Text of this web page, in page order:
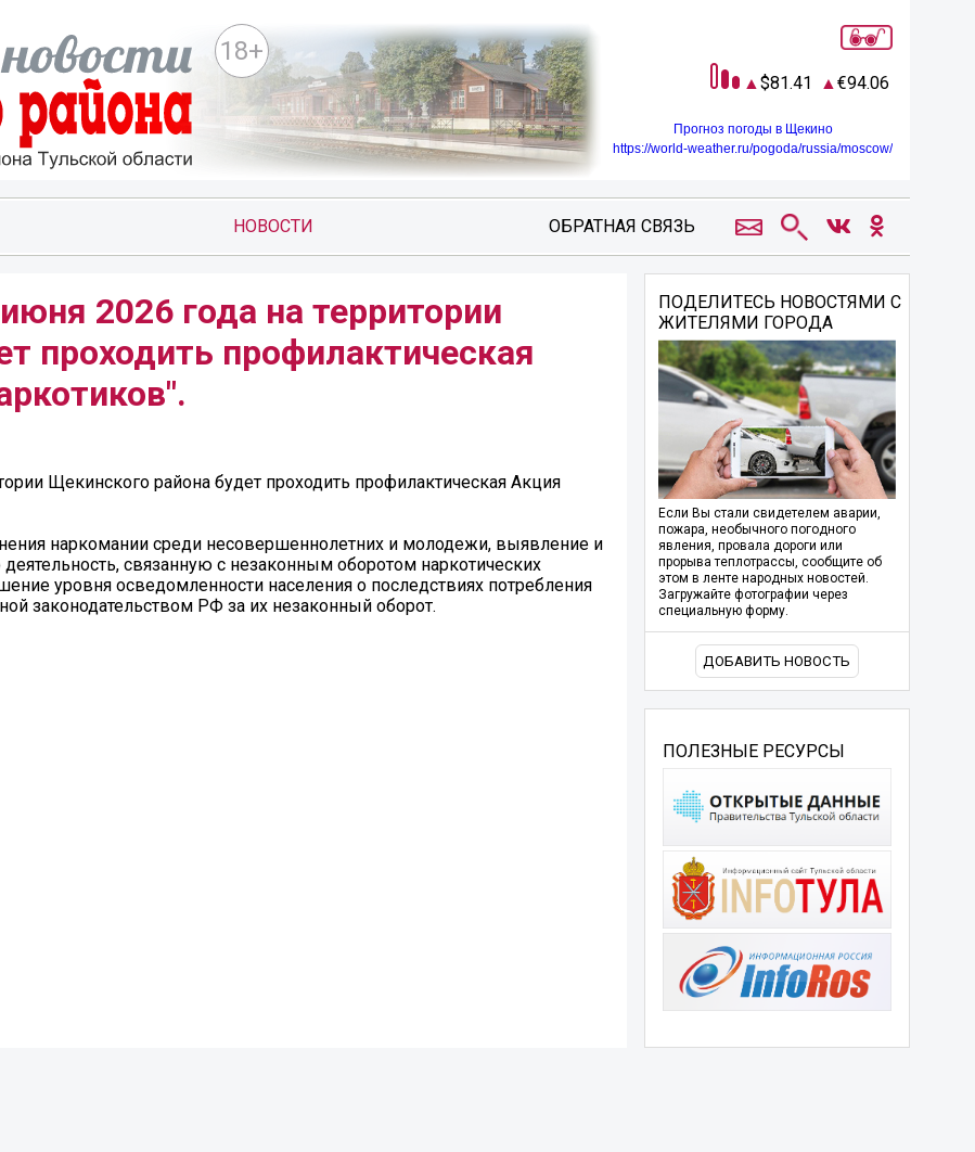
18+
81.41 94.06
Прогноз погоды в Щекино
https://world-weather.ru/pogoda/russia/moscow/
НОВОСТИ ОБРАТНАЯ СВЯЗЬ
2026 года на территории
проходить профилактическая
Щекинского района будет проходить профилактическая Акция
наркомании среди несовершеннолетних и молодежи, выявление и
связанную с незаконным оборотом наркотических
уровня осведомленности населения о последствиях потребления
законодательством РФ за их незаконный оборот.
ПОДЕЛИТЕСЬ НОВОСТЯМИ С
ЖИТЕЛЯМИ ГОРОДА
Если Вы стали свидетелем аварии,
пожара, необычного погодного
явления, провала дороги или
прорыва теплотрассы, сообщите об
этом в ленте народных новостей.
Загружайте фотографии через
специальную форму.
ДОБАВИТЬ НОВОСТЬ
ПОЛЕЗНЫЕ РЕСУРСЫ